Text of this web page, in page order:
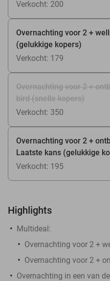
Verkocht: 200
Overnachting voor 2 +
(gelukkige kopers)
Verkocht: 179
Overnachting voor 2 +
bird (snelle kopers)
Verkocht: 350
Overnachting voor 2 +
Laatste kans (gelukkige
Verkocht: 195
Highlights
Multideal:
Overnachting voor 2 +
Overnachting voor 2 +
Overnachting in een van